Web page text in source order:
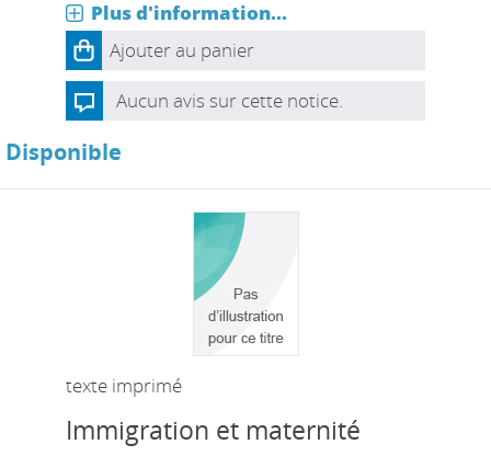
Plus d'information...
Ajouter au panier
Aucun avis sur cette notice.
Disponible
texte imprimé
Immigration et maternité